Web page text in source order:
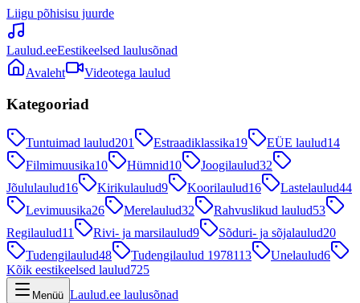
Liigu põhisisu juurde
Laulud.eeEestikeelsed laulusõnad
Avaleht
Videotega laulud
Kategooriad
Tuntuimad laulud201 Estraadiklassika19 EÜE laulud14
Filmimuusika10 Hümnid10 Joogilaulud32
Jõululaulud16 Kirikulaulud9 Koorilaulud16 Lastelaulud44
Levimuusika26 Merelaulud32 Rahvuslikud laulud53
Regilaulud11 Rivi- ja marsilaulud9 Sõduri- ja sõjalaulud20
Tudengilaulud48 Tudengilaulud 1978113 Unelaulud6
Kõik eestikeelsed laulud725
Menüü Laulud.ee laulusõnad